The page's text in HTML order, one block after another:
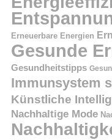
Erneuerbare Energien
Gesunde
Gesundheitstipps
Immunsystem
Künstliche
Nachhaltige Mode